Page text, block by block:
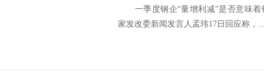
一季度钢企“量增利减”是否意味着
家发改委新闻发言人孟玮17日回应称，